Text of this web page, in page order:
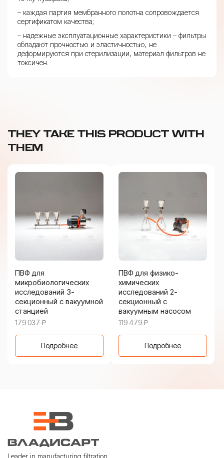
– каждая партия мембранного полотна сопровождается
сертификатом качества;
– надежные эксплуатационные характеристики – фильтры
обладают прочностью и эластичностью, не
деформируются при стерилизации, материал фильтров не
токсичен.
THEY TAKE THIS PRODUCT WITH
THEM
ПВФ для
микробиологических
исследований 3-
секционный с вакуумной
станцией
179 037 ₽
Подробнее
ПВФ для физико-
химических
исследований 2-
секционный с
вакуумным насосом
119 479₽
Подробнее